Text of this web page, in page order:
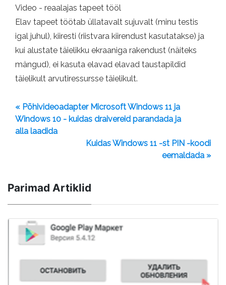
Video - reaalajas tapeet tööl
Elav tapeet töötab üllatavalt sujuvalt (minu testis
igal juhul), kiiresti (riistvara kiirendust kasutatakse) ja
kui alustate täielikku ekraaniga rakendust (näiteks
mängud), ei kasuta elavad elavad taustapildid
täielikult arvutiressursse täielikult.
« Põhivideoadapter Microsoft Windows 11 ja
Windows 10 - kuidas draivereid parandada ja
alla laadida
Kuidas Windows 11 -st PIN -koodi
eemaldada »
Parimad Artiklid